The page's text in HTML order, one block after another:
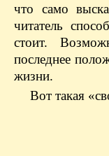
что само
читатель
стоит.
последнее
жизни.
Вот такая